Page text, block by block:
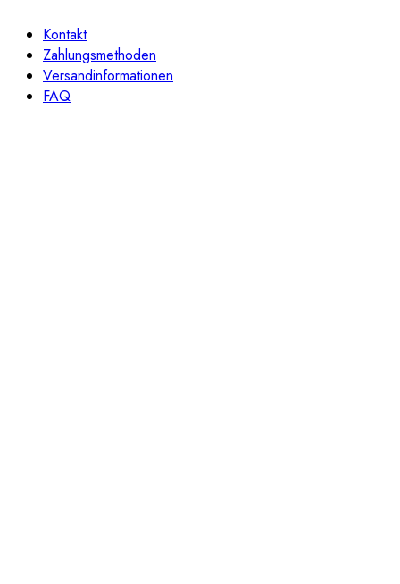
Kontakt
Zahlungsmethoden
Versandinformationen
FAQ